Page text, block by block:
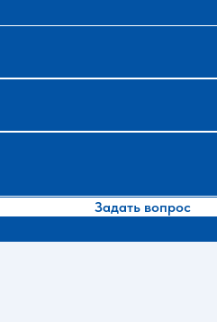
Задать вопрос